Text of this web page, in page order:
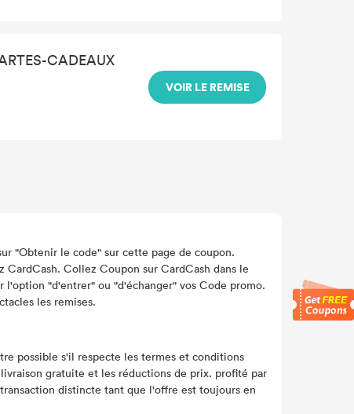
CADEAUX
VOIR LE REMISE
"Obtenir le code" sur cette page de coupon.
Collez Coupon sur CardCash dans le
l'option "d'entrer" ou "d'échanger" vos Code promo.
les remises.
possible s'il respecte les termes et conditions
gratuite et les réductions de prix. profité par
distincte tant que l'offre est toujours en